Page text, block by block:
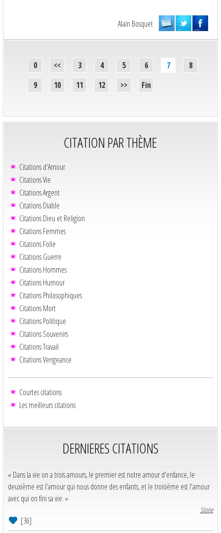
Alain Bosquet
0 << 3 4 5 6 7
8
9
10 11 12 >> Fin
CITATION PAR THÈME
Citations d'Amour
Citations Vie
Citations Argent
Citations Diable
Citations Dieu et Religion
Citations Femmes
Citations Folie
Citations Guerre
Citations Hommes
Citations Humour
Citations Philosophiques
Citations Mort
Citations Politique
Citations Souvenirs
Citations Travail
Citations Vengeance
Courtes citations
Les meilleurs citations
DERNIERES CITATIONS
« Dans la vie on a trois amours, le premier est notre amour d'enfance, le
deuxième est l'amour qui nous donne des enfants, et le troisième est l'amour
avec qui on fini sa vie. »
Stone
[36]